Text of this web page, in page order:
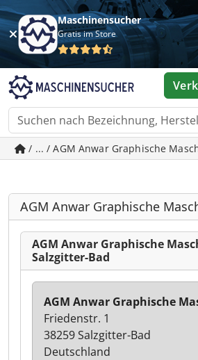
Maschinensucher
Gratis im Store
/ ... / AGM Anwar Graphische
AGM Anwar Graphische
AGM Anwar Graphische
Salzgitter-Bad
AGM Anwar Graphische
Friedenstr. 1
38259 Salzgitter-Bad
Deutschland